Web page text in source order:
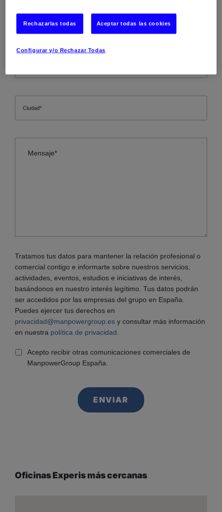
Tratamos tus datos para mantener la relación profesional o
comercial contigo e informarte sobre nuestros servicios,
actividades, eventos, estudios e iniciativas de interés,
basándonos en nuestro interés legítimo. Tus datos podrán
ser accedidos por las empresas del grupo en España.
Puedes ejercer tus derechos en
privacidad@manpowergroup.es y consultar más información
en nuestra política de privacidad
Acepto recibir otras comunicaciones comerciales de
ManpowerGroup España.
Oficinas Experis más cercanas
Configurar y/o Rechazar Todas
Rechazarlas todas Aceptar todas las cookies